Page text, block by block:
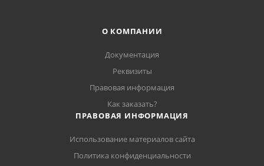
О КОМПАНИИ
Документация
Реквизиты
Правовая информация
Как заказать?
ПРАВОВАЯ ИНФОРМАЦИЯ
Использование материалов сайта
Политика конфиденциальности